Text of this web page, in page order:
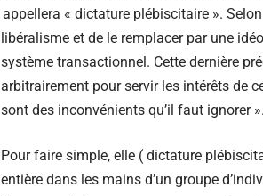
appellera « dictature plébiscitaire ».
libéralisme et de le remplacer par une
système transactionnel. Cette dernière
arbitrairement pour servir les intérêts de
sont des inconvénients qu’il faut ignorer ».
Pour faire simple, elle ( dictature
entière dans les mains d’un groupe